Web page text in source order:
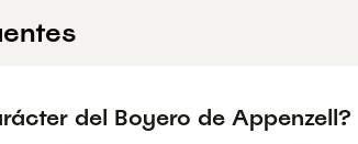
del Boyero de Appenzell?